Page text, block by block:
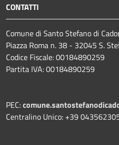
CONTATTI
Comune di Santo Stefano di
Piazza Roma n. 38 - 32045 S.
Codice Fiscale: 00184890259
Partita IVA: 00184890259
PEC:
Centralino Unico: +39